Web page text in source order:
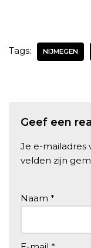
Tags: NIJMEGEN
Geef een
Je e-mailadres
velden zijn
Naam *